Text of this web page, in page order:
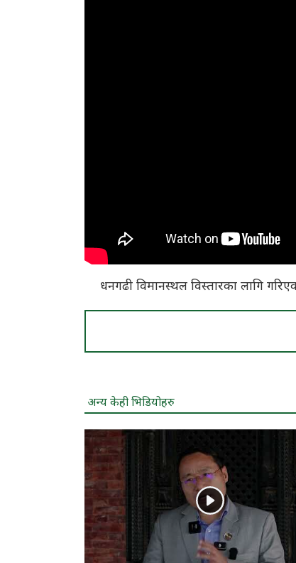
धनगढी विमानस्थल विस्तारका लागि
अन्य केही भिडियोहरु